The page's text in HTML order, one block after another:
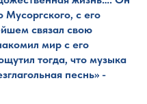
с его
связал свою
мир с его
тогда, что музыка
песнь» -